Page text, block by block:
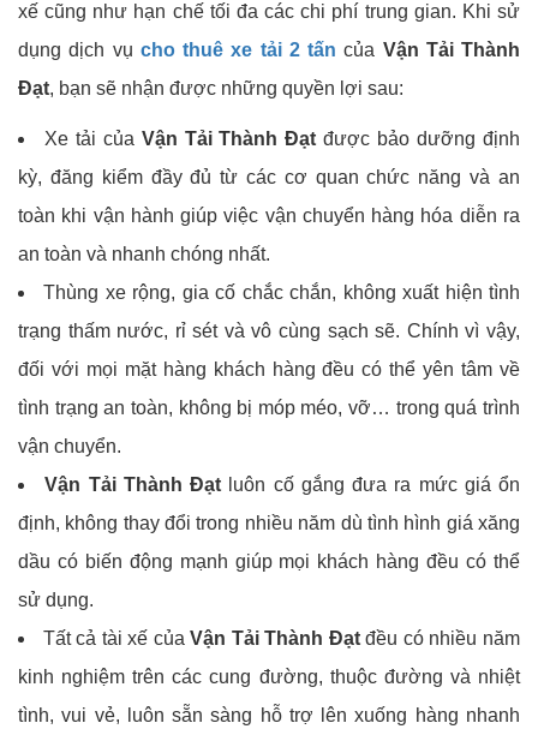
xế cũng như hạn chế tối đa các chi phí trung gian. Khi sử
dụng dịch vụ cho thuê xe tải 2 tấn của Vận Tải Thành
Đạt, bạn sẽ nhận được những quyền lợi sau:
Xe tải của Vận Tải Thành Đạt được bảo dưỡng định
kỳ, đăng kiểm đầy đủ từ các cơ quan chức năng và an
toàn khi vận hành giúp việc vận chuyển hàng hóa diễn ra
an toàn và nhanh chóng nhất.
Thùng xe rộng, gia cố chắc chắn, không xuất hiện tình
trạng thấm nước, rỉ sét và vô cùng sạch sẽ. Chính vì vậy,
đối với mọi mặt hàng khách hàng đều có thể yên tâm về
tình trạng an toàn, không bị móp méo, vỡ… trong quá trình
vận chuyển.
Vận Tải Thành Đạt luôn cố gắng đưa ra mức giá ổn
định, không thay đổi trong nhiều năm dù tình hình giá xăng
dầu có biến động mạnh giúp mọi khách hàng đều có thể
sử dụng.
Tất cả tài xế củaVận Tải Thành Đạtđều có nhiều năm
kinh nghiệm trên các cung đường, thuộc đường và nhiệt
tình, vui vẻ, luôn sẵn sàng hỗ trợ lên xuống hàng nhanh